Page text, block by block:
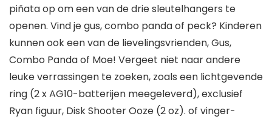
piñata op om een van de drie sleutelhangers te
openen. Vind je gus, combo panda of peck? Kinderen
kunnen ook een van de lievelingsvrienden, Gus,
Combo Panda of Moe! Vergeet niet naar andere
leuke verrassingen te zoeken, zoals een lichtgevende
ring (2 x AG10-batterijen meegeleverd), exclusief
Ryan figuur, Disk Shooter Ooze (2 oz). of vinger-